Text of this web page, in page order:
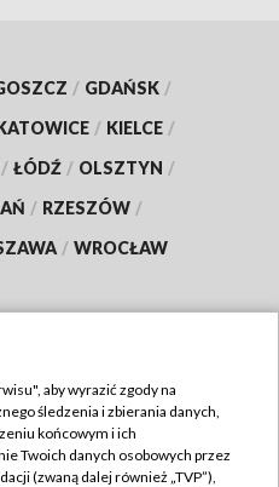
/ GDAŃSK /
/ KIELCE /
/ ŁÓDŹ / OLSZTYN /
/ RZESZÓW /
/ WROCŁAW
TVP
aby wyrazić zgody na
śledzenia i zbierania danych,
końcowym i ich
Twoich danych osobowych przez
(zwaną dalej również „TVP”),